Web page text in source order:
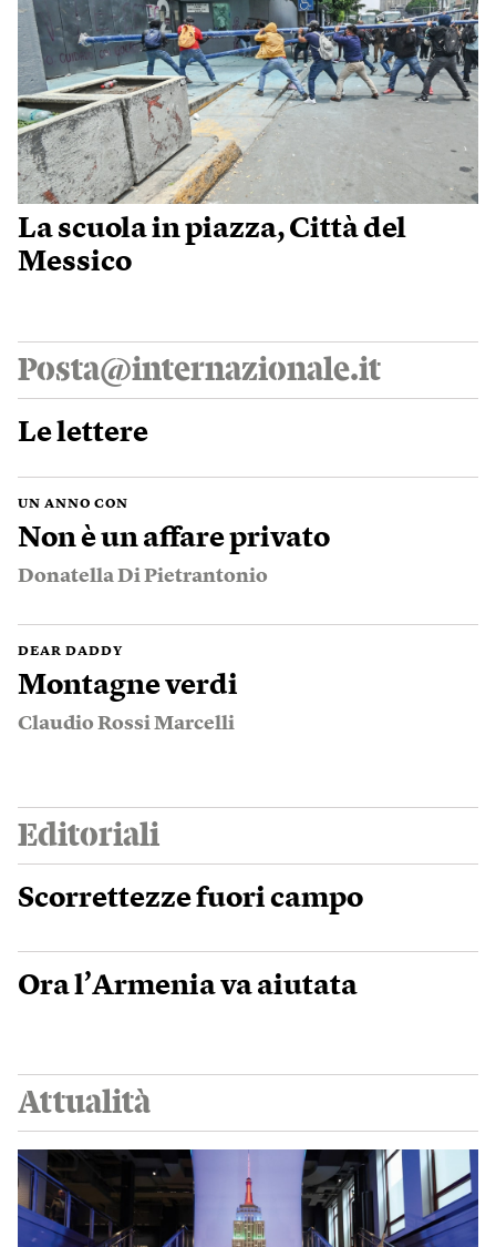
La scuola in piazza, Città del
Messico
Posta@internazionale.it
Le lettere
UN ANNO CON
Non è un affare privato
Donatella Di Pietrantonio
DEAR DADDY
Montagne verdi
Claudio Rossi Marcelli
Editoriali
Scorrettezze fuori campo
Ora l’Armenia va aiutata
Attualità